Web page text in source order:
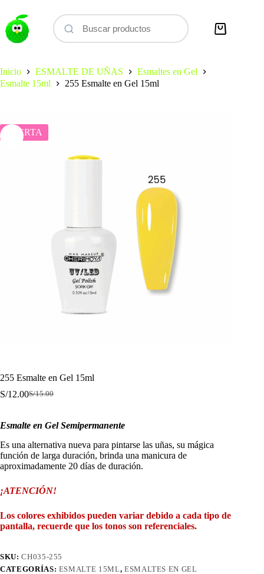
contenido
Carro
Inicio
ESMALTE DE UÑAS
Esmaltes en Gel
Esmalte 15ml
255 Esmalte en Gel 15ml
OFERTA
255 Esmalte en Gel 15ml
S/15.00
El
era:
S/15.00.
S/12.00El
es:
S/12.00.
Esmalte en Gel Semipermanente
Es una alternativa nueva para pintarse las uñas, su mágica
función de larga duración, brinda una manicura de
aproximadamente 20 días de duración.
¡ATENCIÓN!
Los colores exhibidos pueden variar debido a cada tipo de
pantalla, recuerde que los tonos son referenciales.
SKU:CH035-255
CATEGORÍAS: ESMALTE 15ML, ESMALTES EN GEL